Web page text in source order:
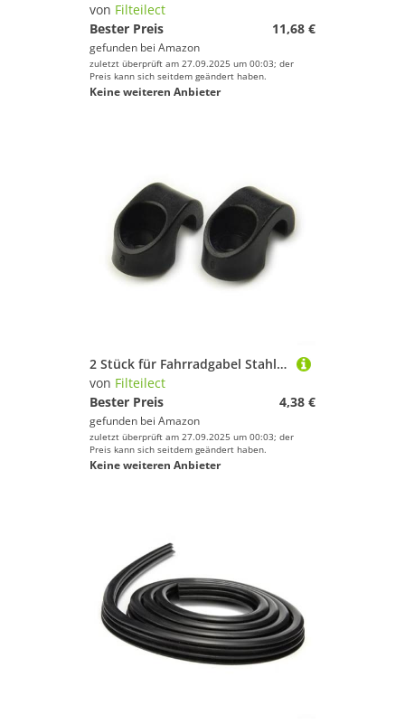
von Filteilect
Bester Preis
11,68 €
gefunden bei Amazon
zuletzt überprüft am 27.09.2025 um 00:03; der
Preis kann sich seitdem geändert haben.
Keine weiteren Anbieter
2 Stück für Fahrradgabel Stahlkabelklemme für Fahrrad mit Führungseinsatz für Mountainbike und Straßenbremse, Wartung, Schwarz
von Filteilect
Bester Preis
4,38 €
gefunden bei Amazon
zuletzt überprüft am 27.09.2025 um 00:03; der
Preis kann sich seitdem geändert haben.
Keine weiteren Anbieter